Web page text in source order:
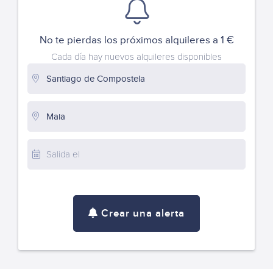
No te pierdas los próximos alquileres a 1 €
Cada día hay nuevos alquileres disponibles
Crear una alerta